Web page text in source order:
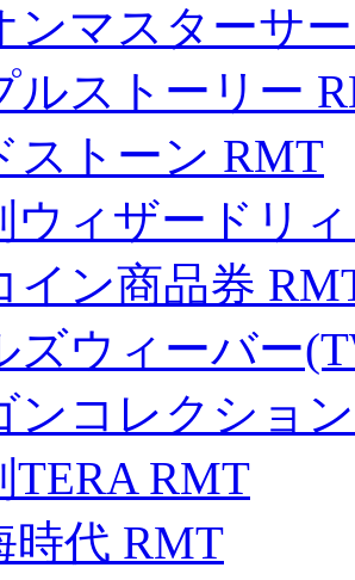
ンマスターサ
ルストーリー
ストーン RMT
ウィザードリ
イン商品券
ズウィーバー
ンコレクショ
TERA RMT
時代 RMT